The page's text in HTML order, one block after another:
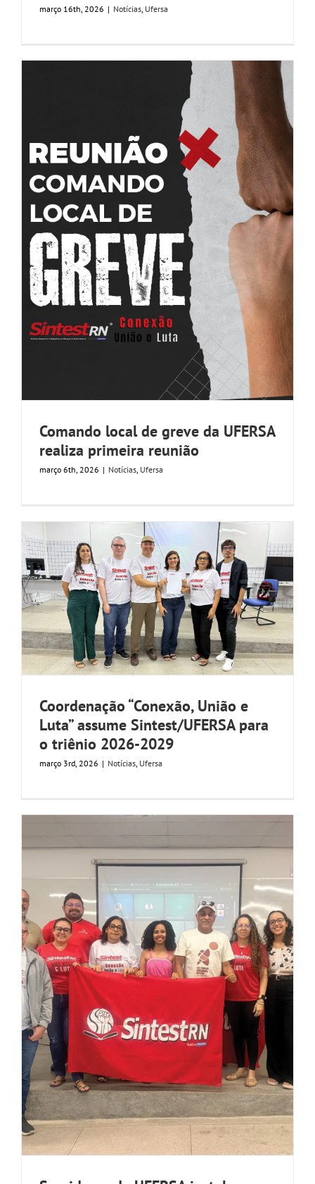
março 16th, 2026 | Notícias Ufersa
Comando local de greve da UFERSA
realiza primeira reunião
março 6th, 2026 | Notícias, Ufersa
Coordenação “Conexão, União e
Luta” assume Sintest/UFERSA para
o triênio 2026-2029
março 3rd, 2026 | Notícias Ufersa